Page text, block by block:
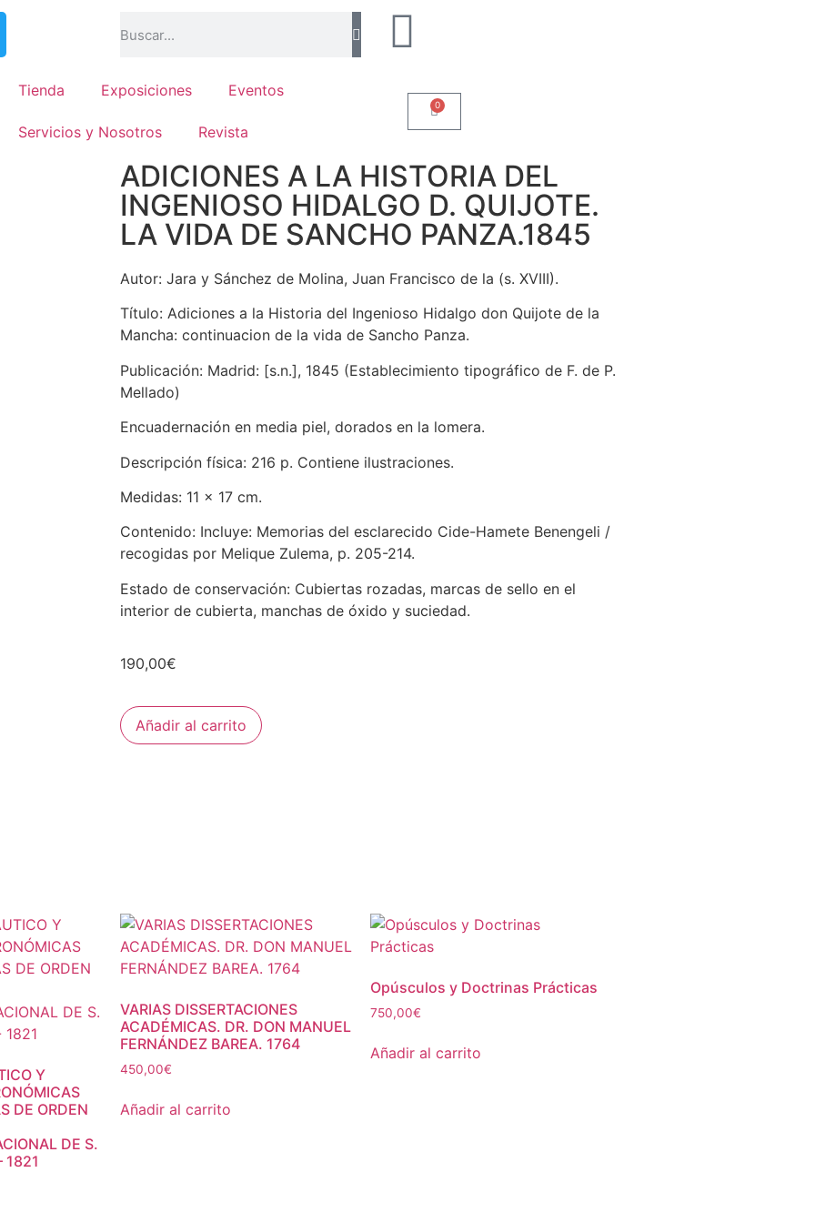
Tienda Exposiciones Eventos
Servicios y Nosotros Revista
0
ADICIONES A LA HISTORIA DEL
INGENIOSO HIDALGO D. QUIJOTE.
LA VIDA DE SANCHO PANZA.1845
Autor: Jara y Sánchez de Molina, Juan Francisco de la (s. XVIII).
Título: Adiciones a la Historia del Ingenioso Hidalgo don Quijote de la
Mancha: continuacion de la vida de Sancho Panza.
Publicación: Madrid: [s.n.], 1845 (Establecimiento tipográfico de F. de P.
Mellado)
Encuadernación en media piel, dorados en la lomera.
Descripción física: 216 p. Contiene ilustraciones.
Medidas: 11 x 17 cm.
Contenido: Incluye: Memorias del esclarecido Cide-Hamete Benengeli /
recogidas por Melique Zulema, p. 205-214.
Estado de conservación: Cubiertas rozadas, marcas de sello en el
interior de cubierta, manchas de óxido y suciedad.
190,00€
Añadir al carrito
Y
DE ORDEN
DE S.
1821
VARIAS DISSERTACIONES
ACADÉMICAS. DR. DON MANUEL
FERNÁNDEZ BAREA. 1764
450,00€
Añadir al carrito
Opúsculos y Doctrinas Prácticas
750,00€
Añadir al carrito